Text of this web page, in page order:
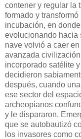
contener y regular la
formado y
incubación, en
evolucionando hacia
nave volvió a caer
avanzada
incorporado satélite
decidieron
después, cuando
ese sector del
archeopianos
y le dispararon.
que se autobautizó
los invasores como